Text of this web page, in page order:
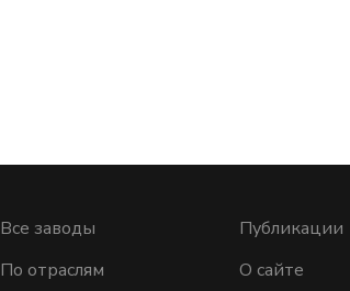
Все заводы
По отраслям
Публикации
О сайте